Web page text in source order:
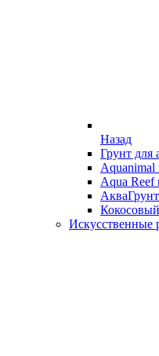
Назад
Грунт для
Aquanimal
Aqua Reef
Искусственные